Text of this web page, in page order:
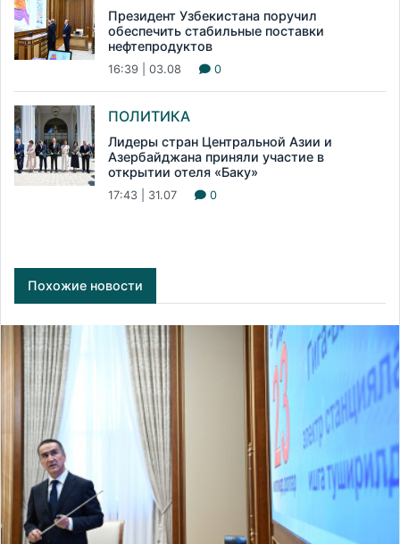
Президент Узбекистана поручил
обеспечить стабильные поставки
нефтепродуктов
16:39 | 03.08 0
ПОЛИТИКА
Лидеры стран Центральной Азии и
Азербайджана приняли участие в
открытии отеля «Баку»
17:43 | 31.07 0
Похожие новости